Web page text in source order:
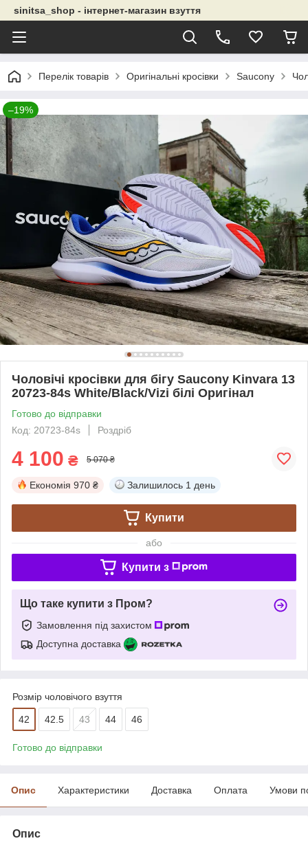
sinitsa_shop - інтернет-магазин взуття
Перелік товарів Оригінальні кросівки Saucony
–19%
Чоловічі кросівки для бігу Saucony Kinvara 13
20723-84s White/Black/Vizi білі Оригінал
Готово до відправки
Код: 20723-84s
Роздріб
4 100 ₴ 5 070 ₴
Економія 970 ₴ Залишилось 1 день
Купити
або
Купити з
Що таке купити з Пром?
Замовлення під захистом
Доступна доставка
Розмір чоловічого взуття
42 42.5 43 44 46
Готово до відправки
Опис Характеристики Доставка Оплата Умови
Опис